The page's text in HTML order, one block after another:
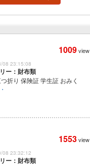
1009view
08 23:15:08
ー：財布類
折り 保険証 学生証 おみく
1553view
08 23:32:12
ー：財布類